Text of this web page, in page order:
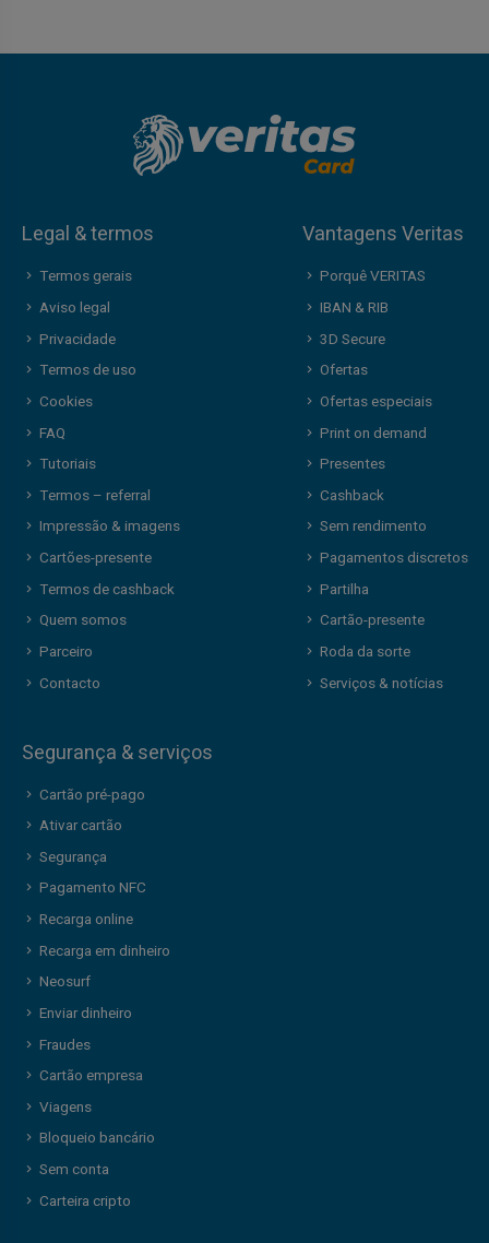
Legal & termos
Termos gerais
Aviso legal
Privacidade
Termos de uso
Cookies
FAQ
Tutoriais
Termos – referral
Impressão & imagens
Cartões-presente
Termos de cashback
Quem somos
Parceiro
Contacto
Vantagens Veritas
Porquê VERITAS
IBAN & RIB
3D Secure
Ofertas
Ofertas especiais
Print on demand
Presentes
Cashback
Sem rendimento
Pagamentos discretos
Partilha
Cartão-presente
Roda da sorte
Serviços & notícias
Segurança & serviços
Cartão pré-pago
Ativar cartão
Segurança
Pagamento NFC
Recarga online
Recarga em dinheiro
Neosurf
Enviar dinheiro
Fraudes
Cartão empresa
Viagens
Bloqueio bancário
Sem conta
Carteira cripto